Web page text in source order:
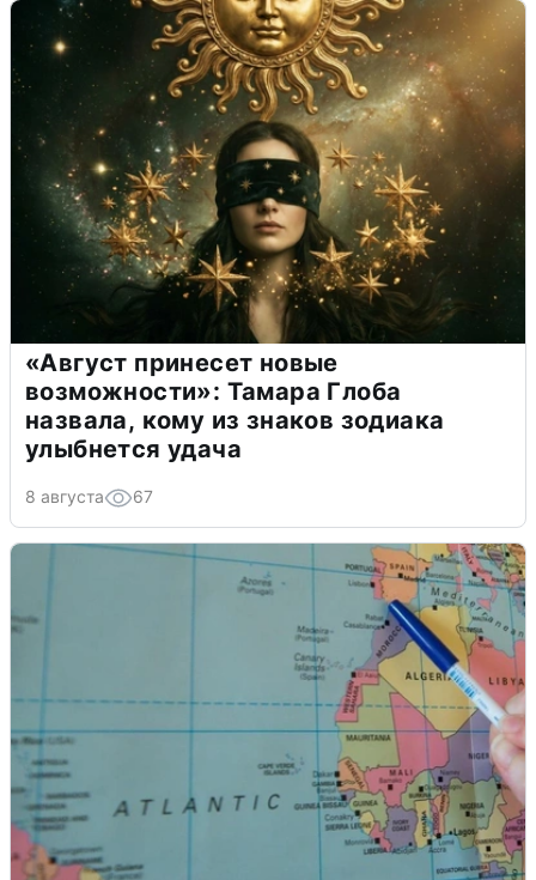
«Август принесет новые
возможности»: Тамара Глоба
назвала, кому из знаков зодиака
улыбнется удача
8 августа 67